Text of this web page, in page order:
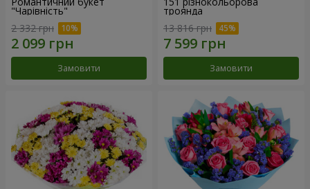
"Чарівність"
2 332 грн
Замовити
троянда
13 816 грн
Замовити